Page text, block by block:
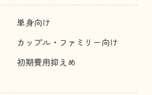
単身向け
カップル・ファミリー向け
初期費用抑えめ